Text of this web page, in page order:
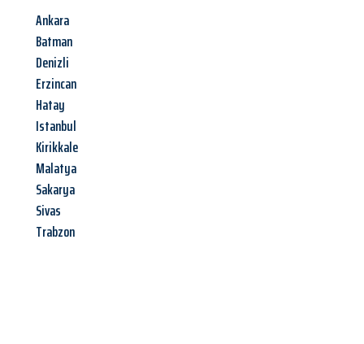
Ankara
Batman
Denizli
Erzincan
Hatay
Istanbul
Kirikkale
Malatya
Sakarya
Sivas
Trabzon